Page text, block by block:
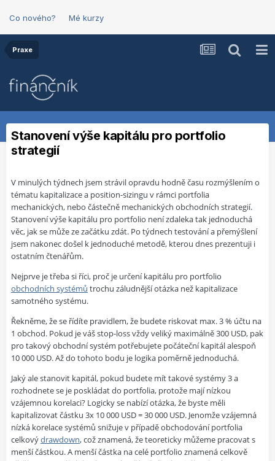
Co nového? Mé kurzy
Praxe
Stanovení výše kapitálu pro portfolio
strategií
V minulých týdnech jsem strávil opravdu hodně času rozmýšlením o
tématu kapitalizace a position-sizingu v rámci portfolia
mechanických, nebo částečně mechanických obchodních strategií.
Stanovení výše kapitálu pro portfolio není zdaleka tak jednoduchá
věc, jak se může ze začátku zdát. Po týdnech testování a přemýšlení
jsem nakonec došel k jednoduché metodě, kterou dnes prezentuji i
ostatním čtenářům.
Nejprve je třeba si říci, proč je určení kapitálu pro portfolio
obchodních systémů trochu záludnější otázka než kapitalizace
samotného systému.
Řekněme, že se řídíte pravidlem, že budete riskovat max. 3 % účtu na
1 obchod. Pokud je váš stop-loss vždy veliký maximálně 300 USD, pak
pro takový obchodní systém potřebujete počáteční kapitál alespoň
10 000 USD. Až do tohoto bodu je logika poměrně jednoduchá.
Jaký ale stanovit kapitál, pokud budete mít takové systémy 3 a
rozhodnete se je poskládat do portfolia, protože mají nízkou
vzájemnou korelaci? Logicky se nabízí otázka, že byste měli
kapitalizovat částku 3x 10 000 USD = 30 000 USD. Jenomže vzájemná
nízká korelace systémů snižuje v případě obchodování portfolia
celkovýdrawdown, což znamená, že teoreticky můžeme pracovat s
menší částkou. A menší částka na celé portfolio znamená celkově